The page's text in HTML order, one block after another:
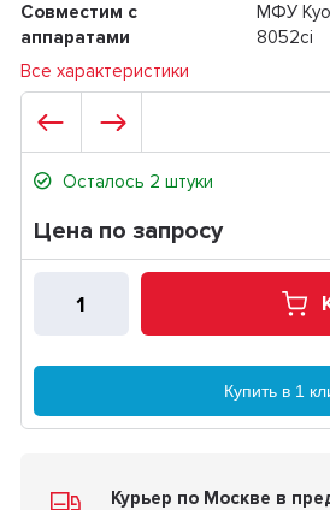
Совместим с
аппаратами
МФУ
8052ci
Все характеристики
Осталось 2 штуки
Цена по запросу
Купить в 1
Курьер по Москве в